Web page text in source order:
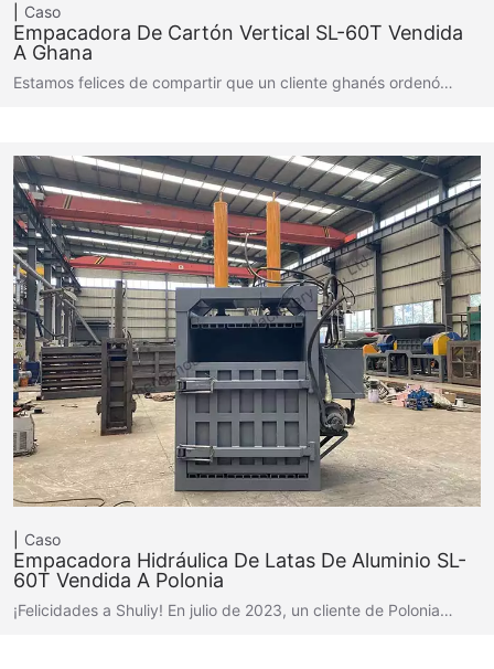
Caso
Empacadora De Cartón Vertical SL-60T Vendida
A Ghana
Estamos felices de compartir que un cliente ghanés ordenó…
Caso
Empacadora Hidráulica De Latas De Aluminio SL-
60T Vendida A Polonia
¡Felicidades a Shuliy! En julio de 2023, un cliente de Polonia…